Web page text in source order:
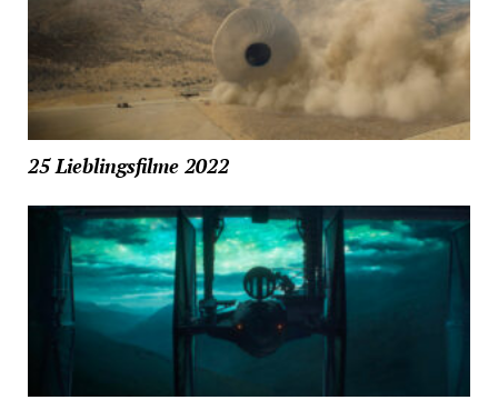
25 Lieblingsfilme 2022